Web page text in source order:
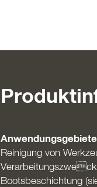
Reinigung von
Bootsbeschichtung